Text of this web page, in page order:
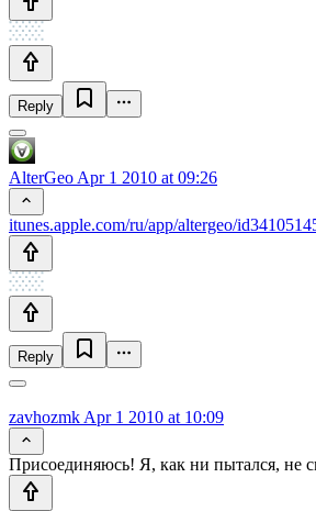
Reply
AlterGeo Apr 1 2010 at 09:26
itunes.apple.com/ru/app/altergeo/
Reply
zavhozmk Apr 1 2010 at 10:09
Присоединяюсь! Я, как ни пытался, не